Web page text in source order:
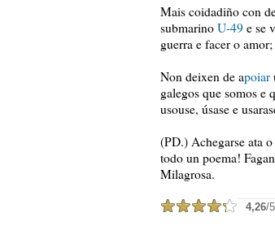
Mais coidadiño con
submarino U-49 e se
guerra e facer o
Non deixen de apoiar
galegos que somos e
usouse, úsase e
(PD.) Achegarse ata
todo un poema!
Milagrosa.
4,26/